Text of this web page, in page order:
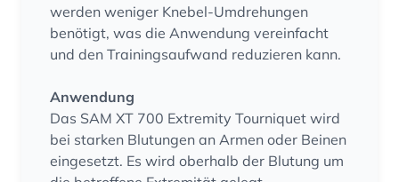
werden weniger Knebel-Umdrehungen
benötigt, was die Anwendung vereinfacht
und den Trainingsaufwand reduzieren kann.
Anwendung
Das SAM XT 700 Extremity Tourniquet wird
bei starken Blutungen an Armen oder Beinen
eingesetzt. Es wird oberhalb der Blutung um